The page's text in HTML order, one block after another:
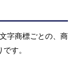
字商標ごとの、商
す。